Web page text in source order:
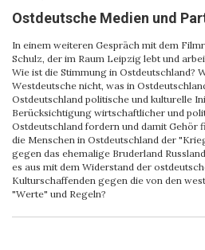
Ostdeutsche Medien und
In einem weiteren Gespräch mit dem
Schulz, der im Raum Leipzig lebt und
Wie ist die Stimmung in Ostdeutschland?
Westdeutsche nicht, was in
Ostdeutschland politische und kulturelle
Berücksichtigung wirtschaftlicher und
Ostdeutschland fordern und damit Gehör
die Menschen in Ostdeutschland der
gegen das ehemalige Bruderland
es aus mit dem Widerstand der
Kulturschaffenden gegen die von den
"Werte" und Regeln?